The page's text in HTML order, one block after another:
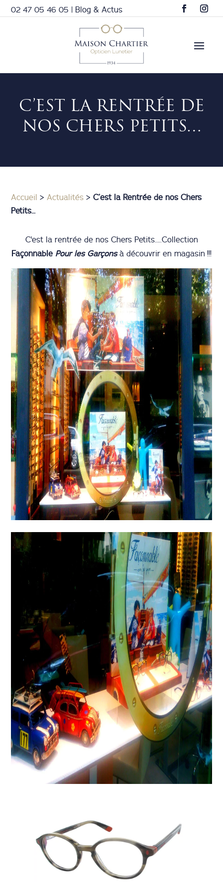
02 47 05 46 05 | Blog & Actus
C’EST LA RENTRÉE DE
NOS CHERS PETITS…
Accueil > Actualités >C’est la Rentrée de nos Chers
Petits…
C'est la rentrée de nos Chers Petits…..Collection
Façonnable Pour les Garçonsà découvrir en magasin !!!